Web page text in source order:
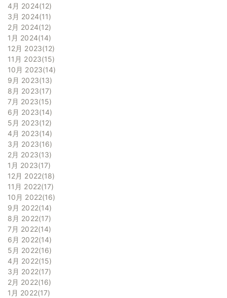
4月 2024 12
3月 2024 11
2月 2024 12
1月 2024 14
12月 2023 12
11月 2023 15
10月 2023 14
9月 2023 13
8月 2023 17
7月 2023 15
6月 2023 14
5月 2023 12
4月 2023 14
3月 2023 16
2月 2023 13
1月 2023 17
12月 2022 18
11月 2022 17
10月 2022 16
9月 2022 14
8月 2022 17
7月 2022 14
6月 2022 14
5月 2022 16
4月 2022 15
3月 2022 17
2月 2022 16
1月 2022 17